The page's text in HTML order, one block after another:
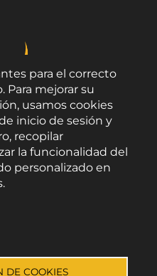
privacidad-
para el correcto
mejorar su
usamos cookies
inicio de sesión y
recopilar
la funcionalidad del
personalizado en
DE COOKIES